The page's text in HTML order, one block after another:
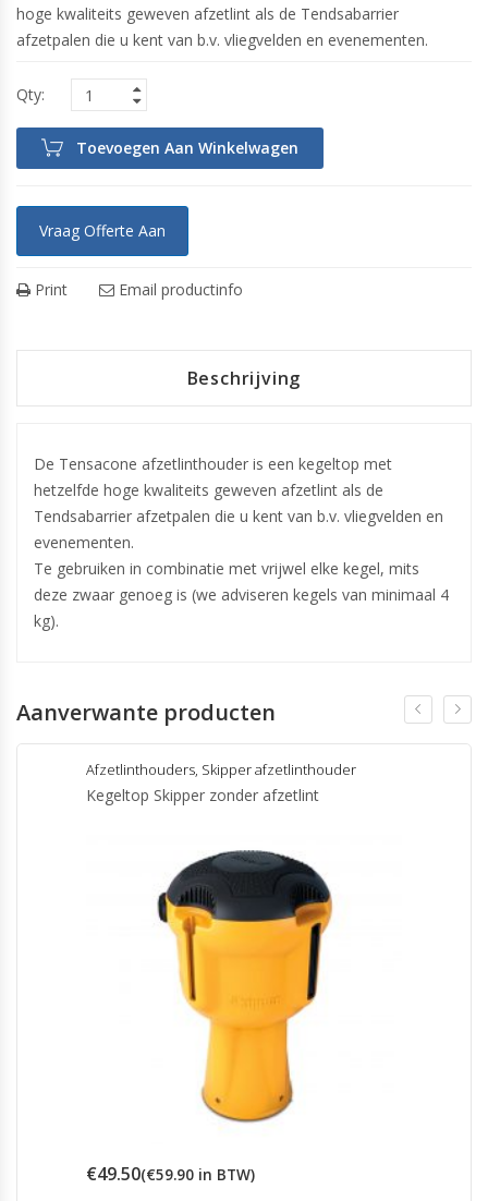
hoge kwaliteits geweven afzetlint als de Tendsabarrier
afzetpalen die u kent van b.v. vliegvelden en evenementen.
Toevoegen Aan Winkelwagen
Vraag Offerte Aan
Print Email productinfo
Beschrijving
De Tensacone afzetlinthouder is een kegeltop met
hetzelfde hoge kwaliteits geweven afzetlint als de
Tendsabarrier afzetpalen die u kent van b.v. vliegvelden en
evenementen.
Te gebruiken in combinatie met vrijwel elke kegel, mits
deze zwaar genoeg is (we adviseren kegels van minimaal 4
kg).
Aanverwante producten
Afzetlinthouders, Skipper afzetlinthouder
Kegeltop Skipper zonder afzetlint
€49.50(€59.90 in BTW)